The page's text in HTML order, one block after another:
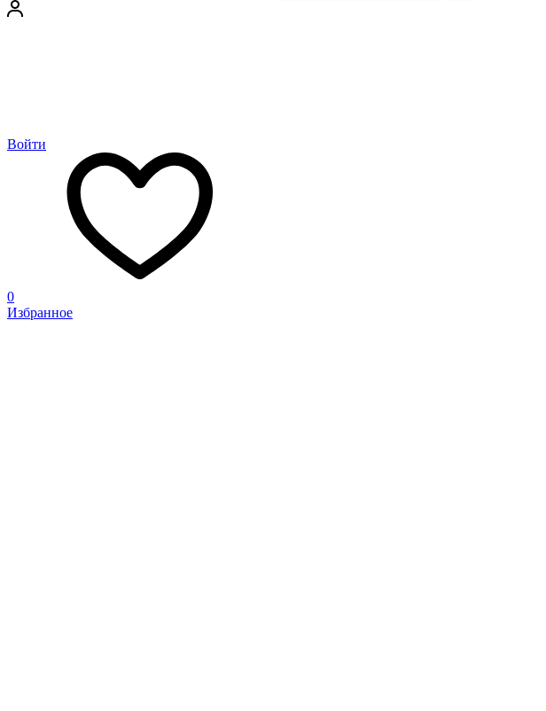
Войти
0
Избранное